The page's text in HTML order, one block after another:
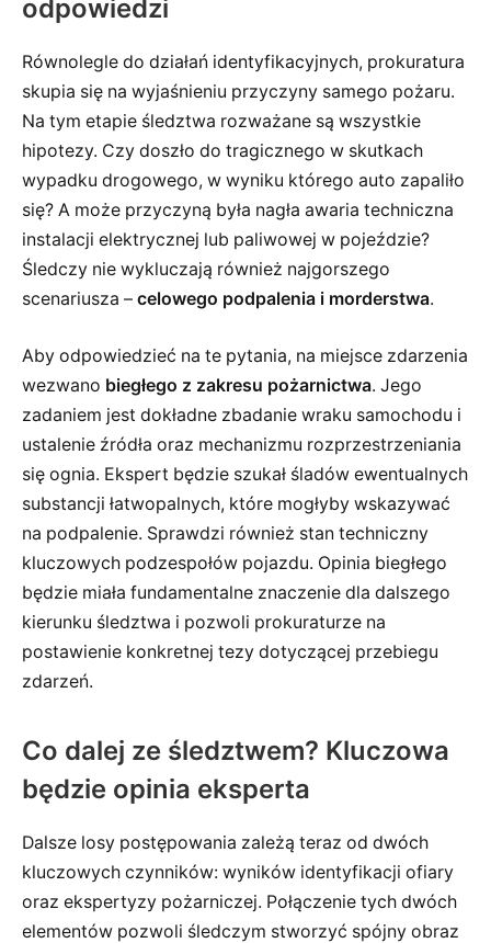
odpowiedzi
Równolegle do działań identyfikacyjnych, prokuratura
skupia się na wyjaśnieniu przyczyny samego pożaru.
Na tym etapie śledztwa rozważane są wszystkie
hipotezy. Czy doszło do tragicznego w skutkach
wypadku drogowego, w wyniku którego auto zapaliło
się? A może przyczyną była nagła awaria techniczna
instalacji elektrycznej lub paliwowej w pojeździe?
Śledczy nie wykluczają również najgorszego
scenariusza – celowego podpalenia i morderstwa.
Aby odpowiedzieć na te pytania, na miejsce zdarzenia
wezwano biegłego z zakresu pożarnictwa. Jego
zadaniem jest dokładne zbadanie wraku samochodu i
ustalenie źródła oraz mechanizmu rozprzestrzeniania
się ognia. Ekspert będzie szukał śladów ewentualnych
substancji łatwopalnych, które mogłyby wskazywać
na podpalenie. Sprawdzi również stan techniczny
kluczowych podzespołów pojazdu. Opinia biegłego
będzie miała fundamentalne znaczenie dla dalszego
kierunku śledztwa i pozwoli prokuraturze na
postawienie konkretnej tezy dotyczącej przebiegu
zdarzeń.
Co dalej ze śledztwem? Kluczowa
będzie opinia eksperta
Dalsze losy postępowania zależą teraz od dwóch
kluczowych czynników: wyników identyfikacji ofiary
oraz ekspertyzy pożarniczej. Połączenie tych dwóch
elementów pozwoli śledczym stworzyć spójny obraz